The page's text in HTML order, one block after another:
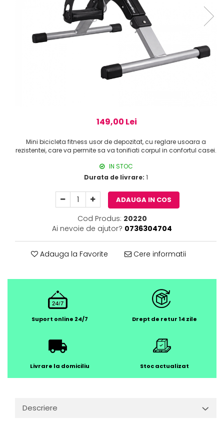
149,00 Lei
Mini bicicleta fitness usor de depozitat, cu reglare usoara a
rezistentei, care va permite sa va tonifiati corpul in confortul casei.
IN STOC
Durata de livrare: 1
ADAUGA IN COS
Cod Produs: 20220
Ai nevoie de ajutor? 0736304704
Adauga la Favorite Cere informatii
Suport online 24/7 Drept de retur 14 zile
Livrare la domiciliu Stoc actualizat
Descriere